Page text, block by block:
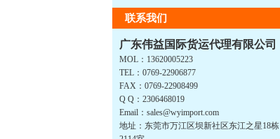
联系我们
广东伟益国际货运代理有限公司
MOL：13620005223
TEL：0769-22906877
FAX：0769-22908499
Q Q：2306468019
Email：sales@wyimport.com
地址：东莞市万江区坝新社区东江之星18栋